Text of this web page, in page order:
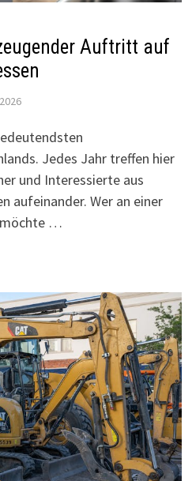
Auftritt auf
Jedes Jahr treffen hier
und Interessierte aus
aufeinander. Wer an einer
…